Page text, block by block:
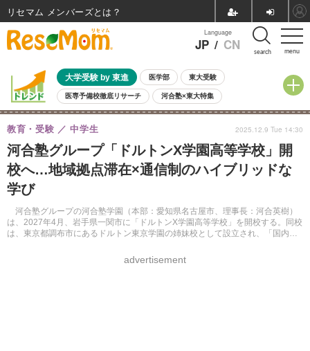
menu
Language
JP / CN search
大学受験 by 東進 医学部 東大受験
医専予備校徹底リサーチ 河合塾×東大特集
親子で考える大学選び 高校受験 中学受験 小学校受験
共通テスト 夏休み
8月開催イベント・WS 全国公立高校 過去問 人気記事
自由研究教材（小学生向け） 自由研究教材（中学生向け） ランキング
河合塾グループ「ドルトンX学園高等学校」開
校へ…地域拠点滞在×通信制のハイブリッドな
学び
河合塾グループの河合塾学園（本部：愛知県名古屋市、理事長：河合英樹）
は、2027年4月、岩手県一関市に「ドルトンX学園高等学校」を開校する。同校
は、東京都調布市にあるドルトン東京学園の姉妹校として設立され、「国内外
信制高校となる見込み（設置認可申請中）。
教育・受験 中学生
advertisement
2025.12.9 Tue 14:30
リセマム メンバーズ